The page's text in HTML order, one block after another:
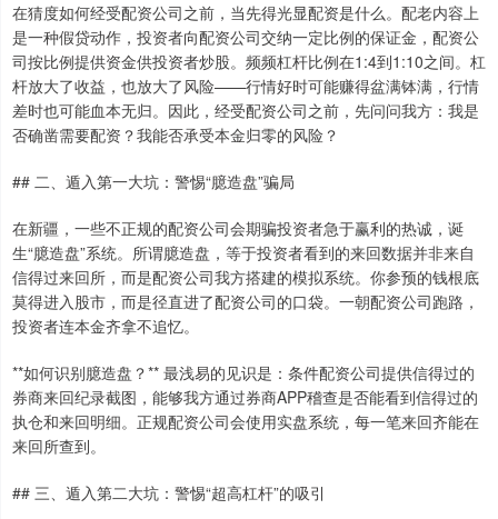
在猜度如何经受配资公司之前，当先得光显配资是什么。配老内容上
是一种假贷动作，投资者向配资公司交纳一定比例的保证金，配资公
司按比例提供资金供投资者炒股。频频杠杆比例在1:4到1:10之间。杠
杆放大了收益，也放大了风险——行情好时可能赚得盆满钵满，行情
差时也可能血本无归。因此，经受配资公司之前，先问问我方：我是
否确凿需要配资？我能否承受本金归零的风险？
## 二、遁入第一大坑：警惕“臆造盘”骗局
在新疆，一些不正规的配资公司会期骗投资者急于赢利的热诚，诞
生“臆造盘”系统。所谓臆造盘，等于投资者看到的来回数据并非来自
信得过来回所，而是配资公司我方搭建的模拟系统。你参预的钱根底
莫得进入股市，而是径直进了配资公司的口袋。一朝配资公司跑路，
投资者连本金齐拿不追忆。
**如何识别臆造盘？** 最浅易的见识是：条件配资公司提供信得过的
券商来回纪录截图，能够我方通过券商APP稽查是否能看到信得过的
执仓和来回明细。正规配资公司会使用实盘系统，每一笔来回齐能在
来回所查到。
## 三、遁入第二大坑：警惕“超高杠杆”的吸引